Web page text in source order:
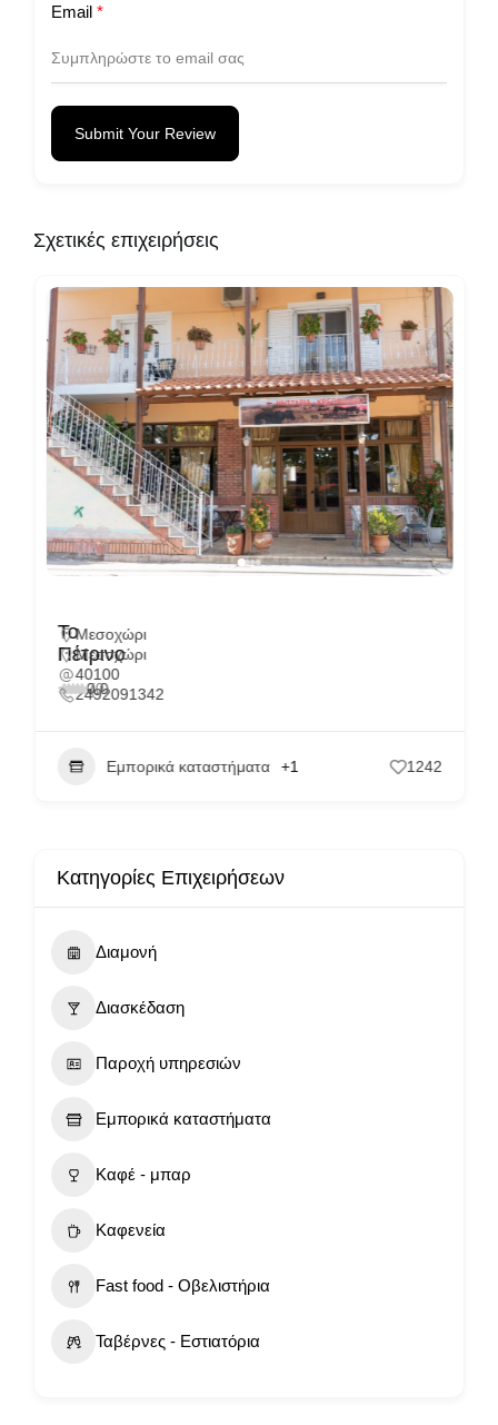
Email *
Submit Your Review
Σχετικές επιχειρήσεις
Το
Πέτρινο
0.0
(0)
Μεσοχώρι
Μεσοχώρι
40100
2492091342
Εμπορικά καταστήματα +1 1242
Κατηγορίες Επιχειρήσεων
Διαμονή
Διασκέδαση
Παροχή υπηρεσιών
Εμπορικά καταστήματα
Καφέ - μπαρ
Καφενεία
Fast food - Οβελιστήρια
Ταβέρνες - Εστιατόρια